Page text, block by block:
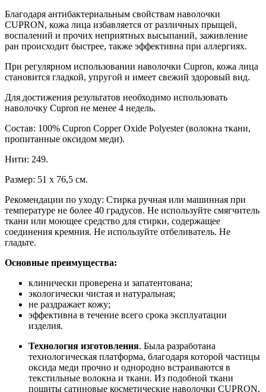
Благодаря антибактериальным свойствам наволочки
CUPRON, кожа лица избавляется от различных прыщей,
воспалений и прочих неприятных высыпаний, заживление
ран происходит быстрее, также эффективна при аллергиях.
При регулярном использовании наволочки Cupron, кожа лица
становится гладкой, упругой и имеет свежий здоровый вид.
Для достижения результатов необходимо использовать
наволочку Cupron не менее 4 недель.
Состав: 100% Cupron Copper Oxide Polyester (волокна ткани,
пропитанные оксидом меди).
Нити: 249.
Размер: 51 х 76,5 см.
Рекомендации по уходу: Стирка ручная или машинная при
температуре не более 40 градусов. Не используйте смягчитель
ткани или моющее средство для стирки, содержащее
соединения кремния. Не используйте отбеливатель. Не
гладьте.
Основные преимущества:
клинически проверена и запатентована;
экологически чистая и натуральная;
не раздражает кожу;
эффективна в течение всего срока эксплуатации
изделия.
Технология изготовления. Была разработана
технологическая платформа, благодаря которой частицы
оксида меди прочно и однородно встраиваются в
текстильные волокна и ткани. Из подобной ткани
пошиты сатиновые косметические наволочки CUPRON,